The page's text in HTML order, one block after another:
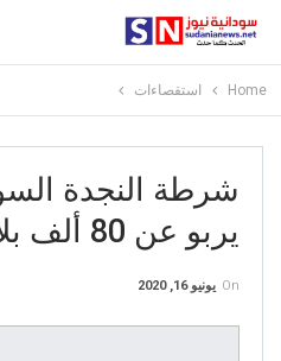
Home استقصاءات
شرطة النجدة
يربو عن 80 ألف بلاغ يوميا”
On يونيو 16, 2020